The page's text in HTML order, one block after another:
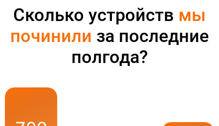
Сколько устройств мы
починили за последние
полгода?